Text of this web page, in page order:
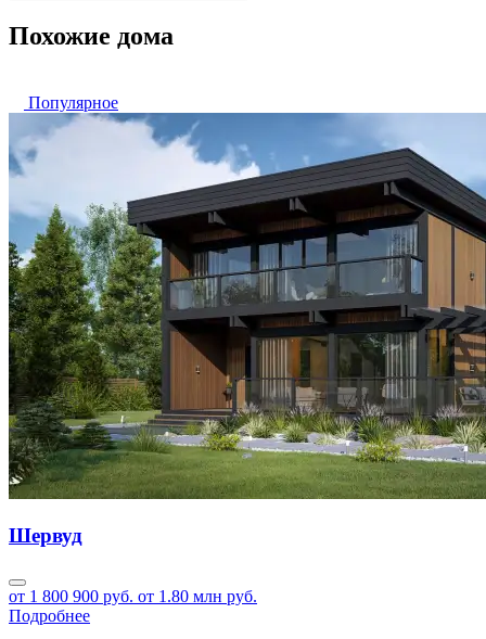
Похожие дома
Популярное
Шервуд
от 1 800 900 руб. от 1.80 млн руб.
Подробнее